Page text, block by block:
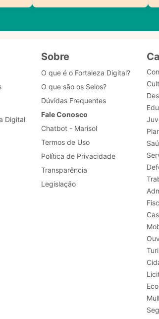
Digital
Sobre
O que é o Fortaleza Digital?
O que são os Selos?
Dúvidas Frequentes
Fale Conosco
Chatbot - Marisol
Termos de Uso
Política de Privacidade
Transparência
Legislação